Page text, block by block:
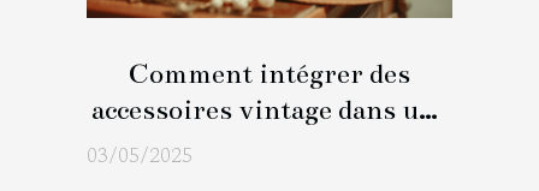
Comment intégrer des
accessoires vintage dans une
tenue moderne
03/05/2025